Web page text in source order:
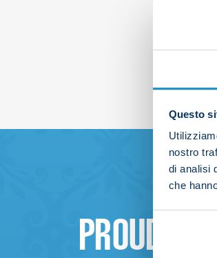
Questo
nostro
di analisi
che
PROUD TO BE